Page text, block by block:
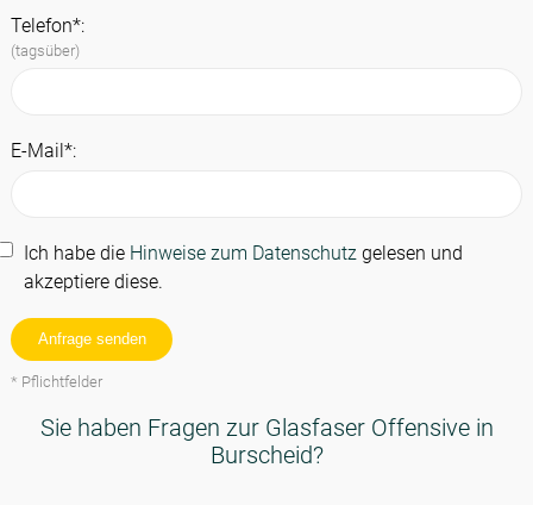
Telefon*:
(tagsüber)
E-Mail*:
Ich habe die Hinweise zum Datenschutz gelesen und
akzeptiere diese.
Anfrage senden
* Pflichtfelder
Sie haben Fragen zur Glasfaser Offensive in
Burscheid?